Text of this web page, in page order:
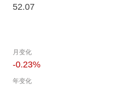
52.07
月变化
-0.23%
年变化